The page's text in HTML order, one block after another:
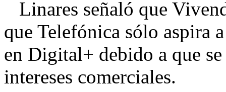
Linares señaló que
que Telefónica sólo aspira
en Digital+ debido a que
intereses comerciales.